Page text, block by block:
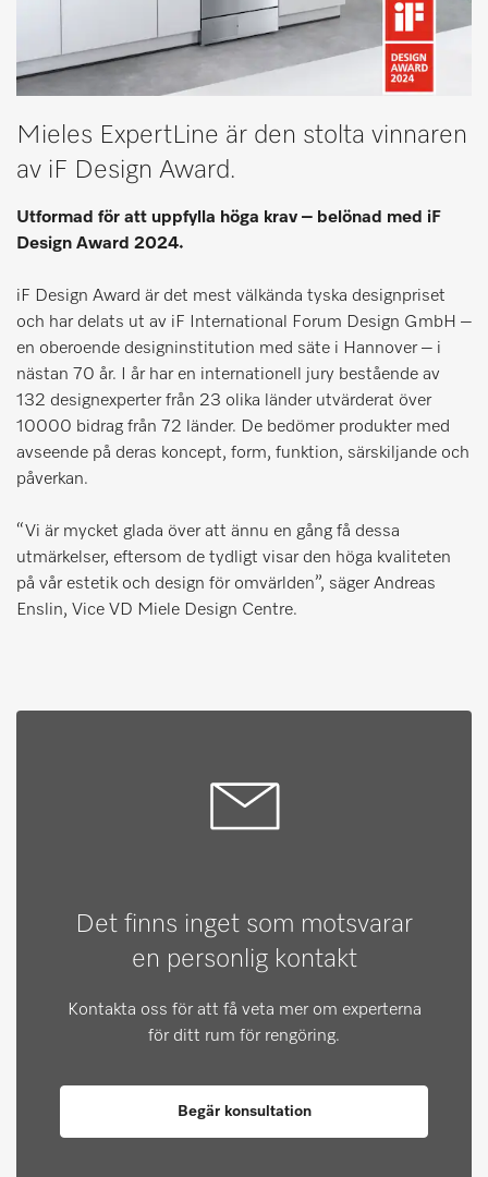
Mieles ExpertLine är den stolta vinnaren
av iF Design Award.
Utformad för att uppfylla höga krav – belönad med iF
Design Award 2024.
iF Design Award är det mest välkända tyska designpriset
och har delats ut av iF International Forum Design GmbH –
en oberoende designinstitution med säte i Hannover – i
nästan 70 år. I år har en internationell jury bestående av
132 designexperter från 23 olika länder utvärderat över
10000 bidrag från 72 länder. De bedömer produkter med
avseende på deras koncept, form, funktion, särskiljande och
påverkan.
“Vi är mycket glada över att ännu en gång få dessa
utmärkelser, eftersom de tydligt visar den höga kvaliteten
på vår estetik och design för omvärlden”, säger Andreas
Enslin, Vice VD Miele Design Centre.
Det finns inget som motsvarar
en personlig kontakt
Kontakta oss för att få veta mer om experterna
för ditt rum för rengöring.
Begär konsultation